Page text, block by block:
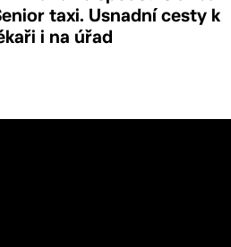
taxi. Usnadní cesty k
i na úřad